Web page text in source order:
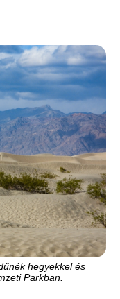
hegyekkel és
Parkban.